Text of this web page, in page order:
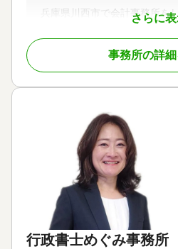
さらに
兵庫県川西市で会計事務所を
公認会計士・税理士の田村と
この度はお悔やみ申し上げま
私は、相続対策・相続税申告
て頂きました。
お客様のお力になれればと思
りました。
相続税申告書は、弊所は通常
で承っておりますが財産状況
額が変動します(上下)。
実際にお話しさせて頂いて正
出来ればと考えております。
事務所の詳
行政書士めぐみ事務所